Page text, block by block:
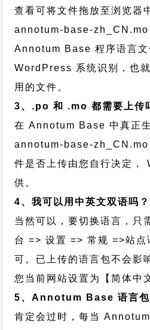
查看可将文件拖放至浏览器
annotum-base-zh_CN.mo
Annotum Base 程序语言文
WordPress 系统识别，也
用的文件。
3、.po 和 .mo 都需要上传
在 Annotum Base 中真正
annotum-base-zh_CN.mo
件是否上传由您自行决定
供。
4、我可以用中英文双语吗？
当然可以，要切换语言，
台 => 设置 => 常规 =>站点
可。已上传的语言包不会影
您当前网站设置为【简体中
5、Annotum Base 语言包
肯定会过时，每当